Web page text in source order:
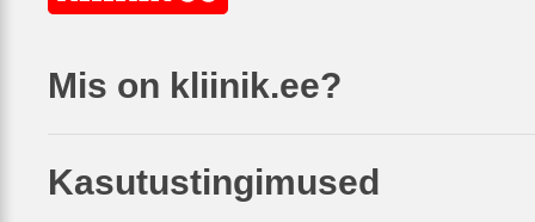
Mis on kliinik.ee?
Kasutustingimused